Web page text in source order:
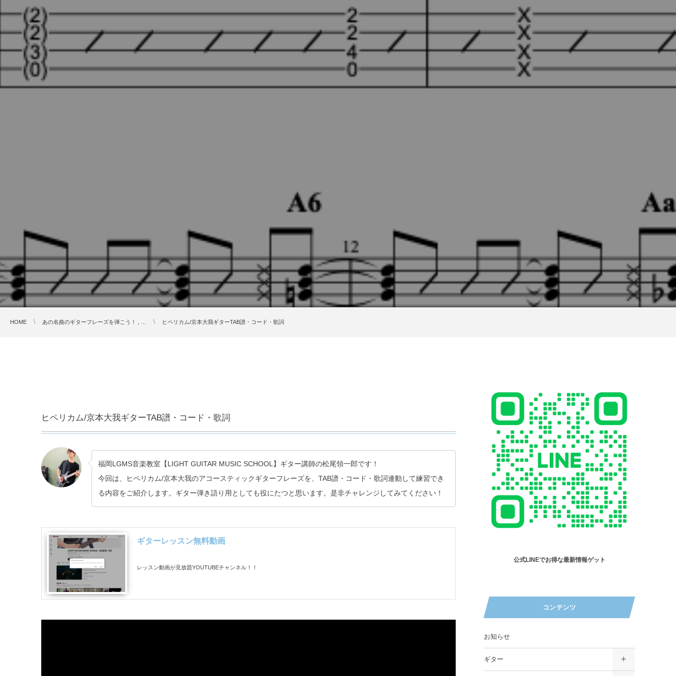
HOME あの名曲のギターフレーズを弾こう！ , … ヒペリカム/京本大我ギターTAB譜・コード・歌詞
ヒペリカム/京本大我ギターTAB譜・コード・歌詞
福岡LGMS音楽教室【LIGHT GUITAR MUSIC SCHOOL】ギター講師の松尾領一郎です！
今回は、ヒペリカム/京本大我のアコースティックギターフレーズを、TAB譜・コード・歌詞連動して練習でき
る内容をご紹介します。ギター弾き語り用としても役にたつと思います。是非チャレンジしてみてください！
ギターレッスン無料動画
レッスン動画が見放題YOUTUBEチャンネル！！
公式LINEでお得な最新情報ゲット
コンテンツ
お知らせ
ギター